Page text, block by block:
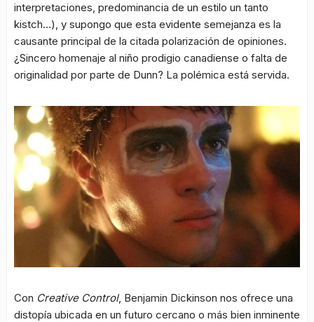
interpretaciones, predominancia de un estilo un tanto
kistch…), y supongo que esta evidente semejanza es la
causante principal de la citada polarización de opiniones.
¿Sincero homenaje al niño prodigio canadiense o falta de
originalidad por parte de Dunn? La polémica está servida.
Con Creative Control, Benjamin Dickinson nos ofrece una
distopía ubicada en un futuro cercano o más bien inminente